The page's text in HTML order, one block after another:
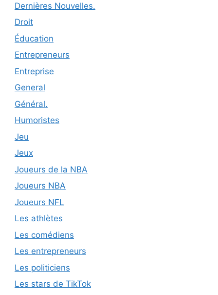
Dernières Nouvelles.
Droit
Éducation
Entrepreneurs
Entreprise
General
Général.
Humoristes
Jeu
Jeux
Joueurs de la NBA
Joueurs NBA
Joueurs NFL
Les athlètes
Les comédiens
Les entrepreneurs
Les politiciens
Les stars de TikTok